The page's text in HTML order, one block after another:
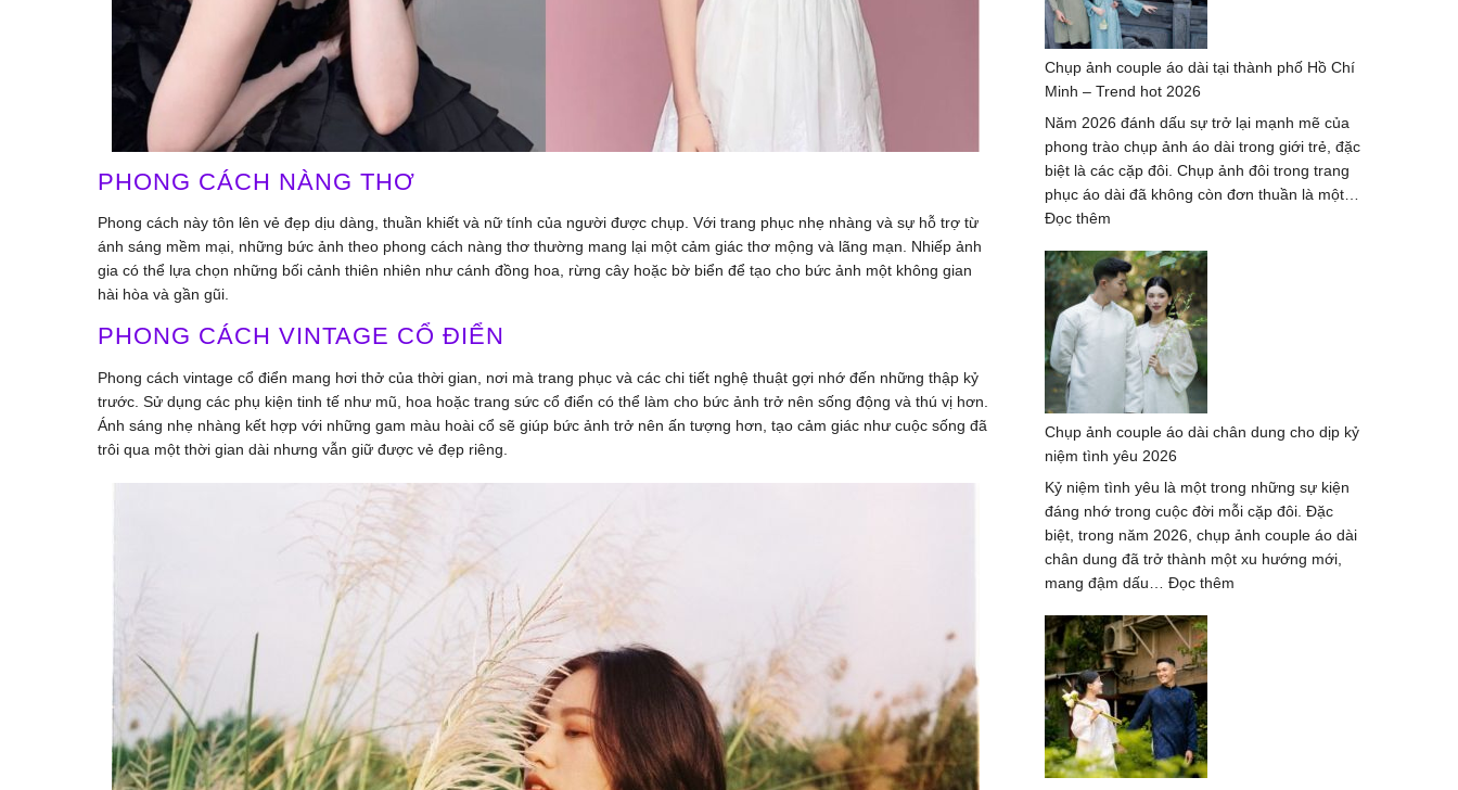
PHONG CÁCH NÀNG THƠ
Phong cách này tôn lên vẻ đẹp dịu dàng, thuần khiết và nữ tính của người được chụp. Với trang phục nhẹ nhàng và sự hỗ trợ từ
ánh sáng mềm mại, những bức ảnh theo phong cách nàng thơ thường mang lại một cảm giác thơ mộng và lãng mạn. Nhiếp ảnh
gia có thể lựa chọn những bối cảnh thiên nhiên như cánh đồng hoa, rừng cây hoặc bờ biển để tạo cho bức ảnh một không gian
hài hòa và gần gũi.
PHONG CÁCH VINTAGE CỔ ĐIỂN
Phong cách vintage cổ điển mang hơi thở của thời gian, nơi mà trang phục và các chi tiết nghệ thuật gợi nhớ đến những thập kỷ
trước. Sử dụng các phụ kiện tinh tế như mũ, hoa hoặc trang sức cổ điển có thể làm cho bức ảnh trở nên sống động và thú vị hơn.
Ánh sáng nhẹ nhàng kết hợp với những gam màu hoài cổ sẽ giúp bức ảnh trở nên ấn tượng hơn, tạo cảm giác như cuộc sống đã
trôi qua một thời gian dài nhưng vẫn giữ được vẻ đẹp riêng.
–
gói
cao
cấp
Chụp ảnh couple áo dài tại thành phố Hồ Chí
Minh – Trend hot 2026
Năm 2026 đánh dấu sự trở lại mạnh mẽ của
phong trào chụp ảnh áo dài trong giới trẻ, đặc
biệt là các cặp đôi. Chụp ảnh đôi trong trang
phục áo dài đã không còn đơn thuần là một…
Đọc thêm
ảnh
couple
áo
dài
thành
phố
Hồ
Chí
Minh
–
Trend
hot
2026
Chụp ảnh couple áo dài chân dung cho dịp kỷ
niệm tình yêu 2026
Kỷ niệm tình yêu là một trong những sự kiện
đáng nhớ trong cuộc đời mỗi cặp đôi. Đặc
biệt, trong năm 2026, chụp ảnh couple áo dài
chân dung đã trở thành một xu hướng mới,
mang đậm dấu… Đọc thêm